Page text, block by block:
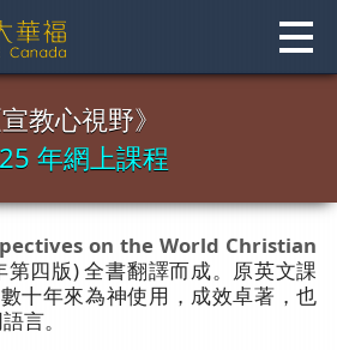
宣教心視野》
年網上課程
on the World Christian
四版) 全書翻譯而成。原英文課
十年來為神使用，成效卓著，也
言。